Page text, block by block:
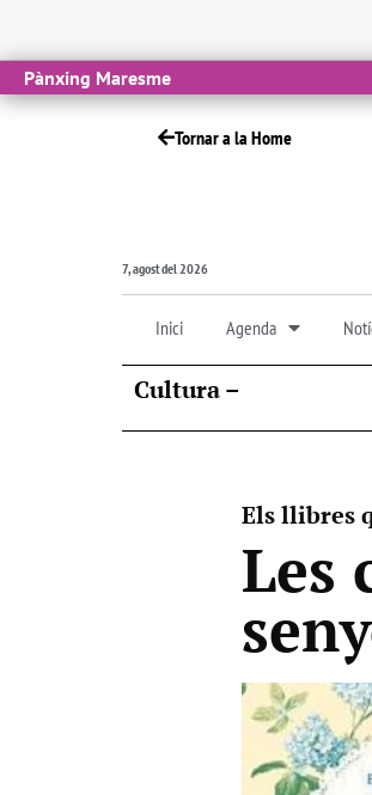
Pànxing Maresme
Tornar a la Home
7, agost del 2026
Inici Agenda
Cultura –
Els llibres
Les